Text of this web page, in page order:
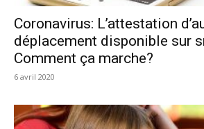
Coronavirus: L’attestation
déplacement disponible sur
Comment ça marche?
6 avril 2020